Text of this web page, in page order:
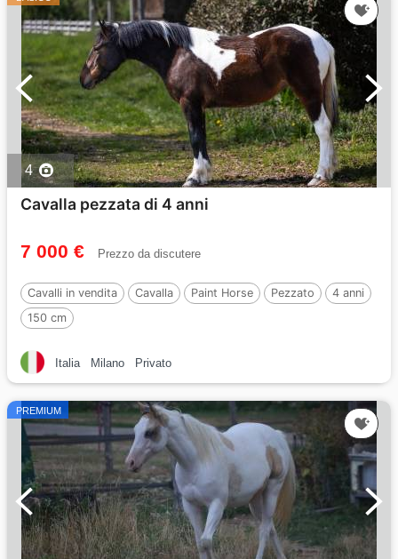
4
Cavalla pezzata di 4 anni
7 000 € Prezzo da discutere
Cavalli in vendita Cavalla Paint Horse Pezzato
4 anni
150 cm
Italia Milano Privato
PREMIUM